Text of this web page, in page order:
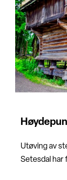
Utøving av
Setesdal har